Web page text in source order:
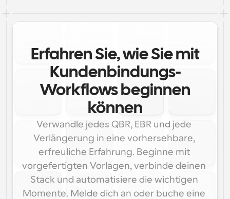
Erfahren Sie, wie Sie mit
Kundenbindungs-
Workflows beginnen
können
Verwandle jedes QBR, EBR und jede
Verlängerung in eine vorhersehbare,
erfreuliche Erfahrung. Beginne mit
vorgefertigten Vorlagen, verbinde deinen
Stack und automatisiere die wichtigen
Momente. Melde dich an oder buche eine